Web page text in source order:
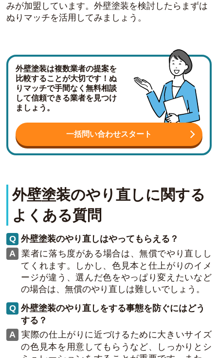
みが加盟しています。外壁塗装を検討したらまずは
ぬりマッチを活用してみましょう。
外壁塗装は複数業者の提案を
比較することが大切です！ぬ
りマッチで手間なく無料相談
して信頼できる業者を見つけ
ましょう。
一括問い合わせスタート
外壁塗装のやり直しに関する
よくある質問
外壁塗装のやり直しはやってもらえる？
業者に落ち度がある場合は、無償でやり直しし
てくれます。しかし、色見本と仕上がりのイメ
ージが違う、選んだ色をやっぱり変えたいなど
の場合は、無償のやり直しは難しいでしょう。
外壁塗装のやり直しをする事態を防ぐにはどう
する？
実際の仕上がりに近づけるために大きいサイズ
の色見本を用意してもらうなど、しっかりとシ